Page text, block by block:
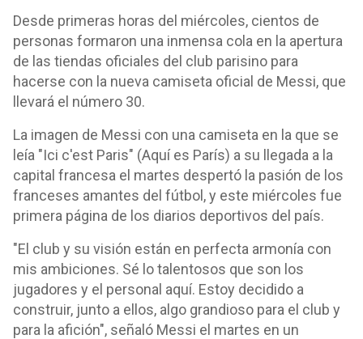
Desde primeras horas del miércoles, cientos de
personas formaron una inmensa cola en la apertura
de las tiendas oficiales del club parisino para
hacerse con la nueva camiseta oficial de Messi, que
llevará el número 30.
La imagen de Messi con una camiseta en la que se
leía "Ici c'est Paris" (Aquí es París) a su llegada a la
capital francesa el martes despertó la pasión de los
franceses amantes del fútbol, y este miércoles fue
primera página de los diarios deportivos del país.
"El club y su visión están en perfecta armonía con
mis ambiciones. Sé lo talentosos que son los
jugadores y el personal aquí. Estoy decidido a
construir, junto a ellos, algo grandioso para el club y
para la afición", señaló Messi el martes en un